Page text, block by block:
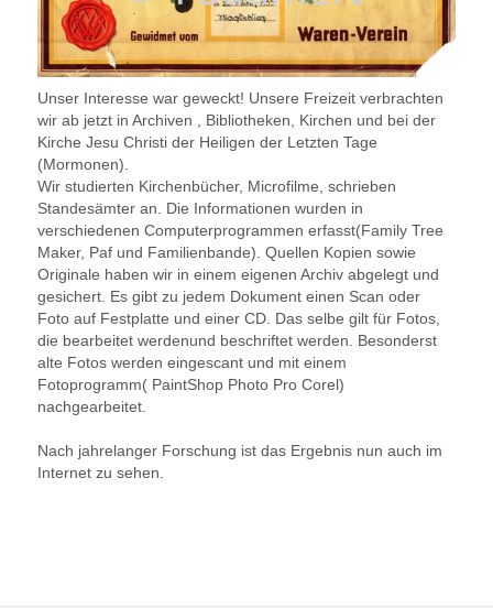
Unser Interesse war geweckt! Unsere Freizeit verbrachten
wir ab jetzt in Archiven , Bibliotheken, Kirchen und bei der
Kirche Jesu Christi der Heiligen der Letzten Tage
(Mormonen).
Wir studierten Kirchenbücher, Microfilme, schrieben
Standesämter an. Die Informationen wurden in
verschiedenen Computerprogrammen erfasst(Family Tree
Maker, Paf und Familienbande). Quellen Kopien sowie
Originale haben wir in einem eigenen Archiv abgelegt und
gesichert. Es gibt zu jedem Dokument einen Scan oder
Foto auf Festplatte und einer CD. Das selbe gilt für Fotos,
die bearbeitet werdenund beschriftet werden. Besonderst
alte Fotos werden eingescant und mit einem
Fotoprogramm( PaintShop Photo Pro Corel)
nachgearbeitet.
Nach jahrelanger Forschung ist das Ergebnis nun auch im
Internet zu sehen.